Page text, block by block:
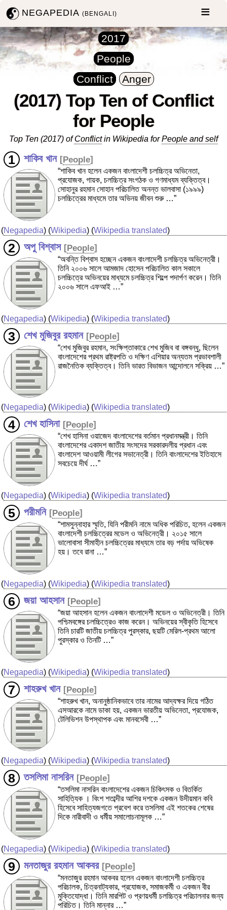
NEGAPEDIA(BENGALI)
2017
People
Conflict
Anger
(2017) Top Ten of Conflict
for People
Top Ten (2017) ofConflictin Wikipedia forPeople and self
শাকিব খান [People]
“শাকিব খান হলেন একজন বাংলাদেশী চলচ্চিত্র অভিনেতা,
প্রযোজক, গায়ক, চলচ্চিত্র সংগঠক ও গণমাধ্যম ব্যক্তিত্ব।
সোহানুর রহমান সোহান পরিচালিত অনন্ত ভালবাসা (১৯৯৯)
চলচ্চিত্রের মাধ্যমে তার অভিনয় জীবন শুরু …”
(Negapedia) (Wikipedia) (Wikipedia translated)
অপু বিশ্বাস [People]
“অবন্তি বিশ্বাস হচ্ছেন একজন বাংলাদেশী চলচ্চিত্র অভিনেত্রী।
তিনি ২০০৬ সালে আমজাদ হোসেন পরিচালিত কাল সকালে
চলচ্চিত্রে অভিনয়ের মাধ্যমে চলচ্চিত্র শিল্পে পদার্পণ করেন। তিনি
২০০৬ সালে এফআই …”
(Negapedia) (Wikipedia) (Wikipedia translated)
শেখ মুজিবুর রহমান [People]
“শেখ মুজিবুর রহমান, সংক্ষিপ্তাকারে শেখ মুজিব বা বঙ্গবন্ধু, ছিলেন
বাংলাদেশের প্রথম রাষ্ট্রপতি ও দক্ষিণ এশিয়ার অন্যতম প্রভাবশালী
রাজনৈতিক ব্যক্তিত্ব। তিনি ভারত বিভাজন আন্দোলনে সক্রিয় …”
(Negapedia) (Wikipedia) (Wikipedia translated)
শেখ হাসিনা [People]
“শেখ হাসিনা ওয়াজেদ বাংলাদেশের বর্তমান প্রধানমন্ত্রী। তিনি
বাংলাদেশের একাদশ জাতীয় সংসদের সরকারদলীয় প্রধান এবং
বাংলাদেশ আওয়ামী লীগের সভানেত্রী। তিনি বাংলাদেশের ইতিহাসে
সবচেয়ে দীর্ঘ …”
(Negapedia) (Wikipedia) (Wikipedia translated)
পরীমনি [People]
“শামসুন্নাহার স্মৃতি, যিনি পরীমনি নামে অধিক পরিচিত, হলেন একজন
বাংলাদেশী চলচ্চিত্রের মডেল ও অভিনেত্রী। ২০১৫ সালে
ভালোবাসা সীমাহীন চলচ্চিত্রের মাধ্যমে তার বড় পর্দায় অভিষেক
হয়। তবে রানা …”
(Negapedia) (Wikipedia) (Wikipedia translated)
জয়া আহসান [People]
“জয়া আহসান হলেন একজন বাংলাদেশী মডেল ও অভিনেত্রী। তিনি
পশ্চিমবঙ্গের চলচ্চিত্রেও কাজ করেন। অভিনয়ের স্বীকৃতি হিসেবে
তিনি চারটি জাতীয় চলচ্চিত্র পুরস্কার, ছয়টি মেরিল-প্রথম আলো
পুরস্কার ও তিনটি …”
(Negapedia) (Wikipedia) (Wikipedia translated)
শাহরুখ খান [People]
“শাহরুখ খান, অনানুষ্ঠানিকভাবে তার নামের আদ্যক্ষর দিয়ে গঠিত
এসআরকে নামে ডাকা হয়, একজন ভারতীয় অভিনেতা, প্রযোজক,
টেলিভিশন উপস্থাপক এবং মানবসেবী …”
(Negapedia) (Wikipedia) (Wikipedia translated)
তসলিমা নাসরিন [People]
“তসলিমা নাসরিন বাংলাদেশের একজন চিকিৎসক ও বিতর্কিত
সাহিত্যিক । বিংশ শতাব্দীর আশির দশকে একজন উদীয়মান কবি
হিসেবে সাহিত্যজগতে প্রবেশ করে তসলিমা এই শতকের শেষের
দিকে নারীবাদী ও ধর্মীয় সমালোচনামূলক …”
(Negapedia) (Wikipedia) (Wikipedia translated)
মনতাজুর রহমান আকবর [People]
“মনতাজুর রহমান আকবর হলেন একজন বাংলাদেশী চলচ্চিত্র
পরিচালক, চিত্রনাট্যকার, প্রযোজক, সমাজকর্মী ও একজন বীর
মুক্তিযোদ্ধা। তিনি মারপিট ও প্রণয়ধর্মী চলচ্চিত্র পরিচালনার জন্য
পরিচিত। তিনি মান্নার …”